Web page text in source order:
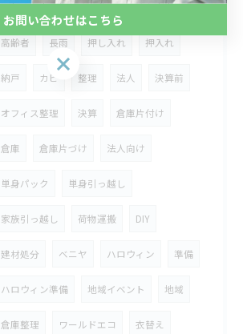
湿気 家具処分 敬老の日 実家
高齢者 長雨 押し入れ 押入れ
納戸 カビ 整理 法人 決算前
オフィス整理 決算 倉庫片付け
倉庫 倉庫片づけ 法人向け
単身パック 単身引っ越し
家族引っ越し 荷物運搬 DIY
建材処分 ベニヤ ハロウィン 準備
ハロウィン準備 地域イベント 地域
倉庫整理 ワールドエコ 衣替え
お問い合わせはこちら
お問い合わせはこちら